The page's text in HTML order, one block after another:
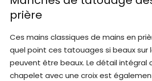
prière
Ces mains classiques de mains en
quel point ces tatouages ​​si beaux sur
peuvent être beaux. Le détail intégral
chapelet avec une croix est